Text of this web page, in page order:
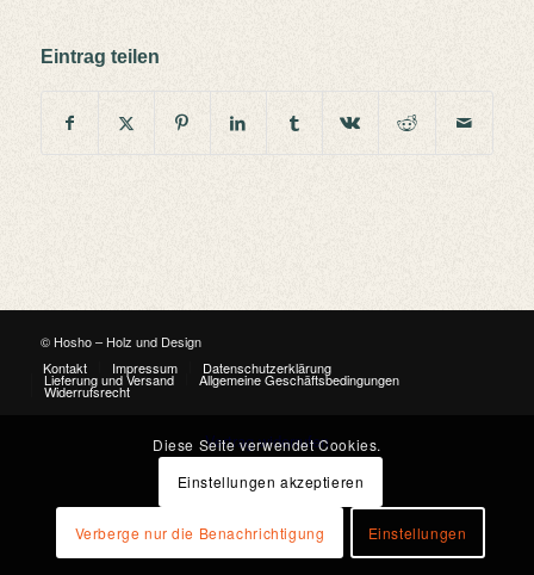
Eintrag teilen
© Hosho – Holz und Design
Kontakt
Impressum Datenschutzerklärung
Lieferung und Versand Allgemeine Geschäftsbedingungen
Widerrufsrecht
Diese Seite verwendet Cookies.
Einstellungen akzeptieren
Verberge nur die Benachrichtigung Einstellungen
Vertrag widerrufen